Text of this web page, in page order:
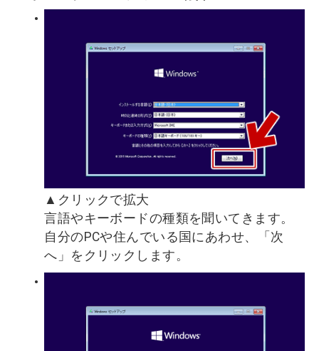
▲クリックで拡大
言語やキーボードの種類を聞いてきます。
自分のPCや住んでいる国にあわせ、「次
へ」をクリックします。